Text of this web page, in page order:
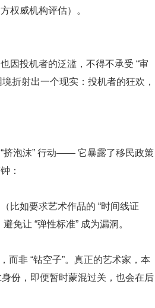
权威机构评估）。
因投机者的泛滥，不得不承受 “审
折射出一个现实：投机者的狂欢，
挤泡沫” 行动—— 它暴露了移民政策
：
比如要求艺术作品的 “时间线证
免让 “弹性标准” 成为漏洞。
而非 “钻空子”。真正的艺术家，本
份，即便暂时蒙混过关，也会在后